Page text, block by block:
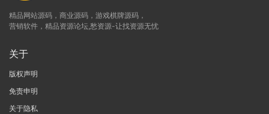
精品网站源码，商业源码，游戏棋牌源码，
营销软件，精品资源论坛,愁资源-让找资源无忧
关于
版权声明
免责申明
关于隐私